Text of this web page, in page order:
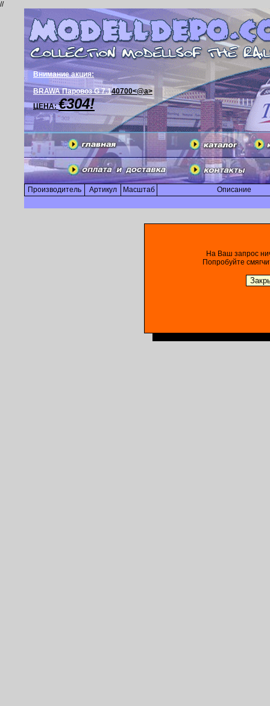
//
Внимание акция:
BRAWA Паровоз G 7.140700<@a>
ЦЕНА:€304!
Производитель Артикул Масштаб Описание
На Ваш запрос
Попробуйте